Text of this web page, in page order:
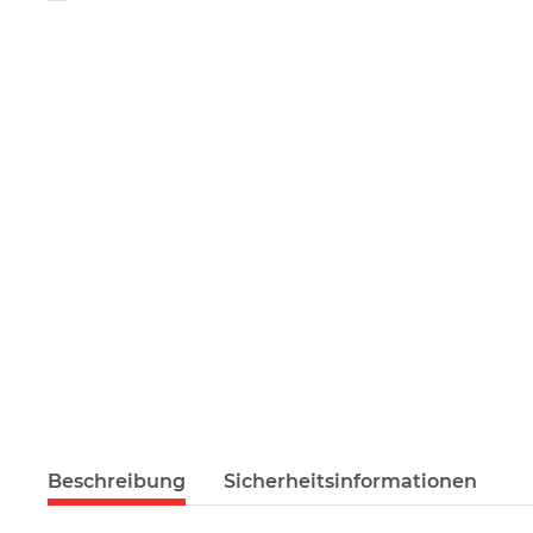
Beschreibung Sicherheitsinformationen